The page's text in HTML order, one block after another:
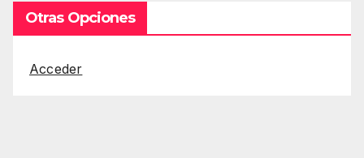
Otras Opciones
Acceder